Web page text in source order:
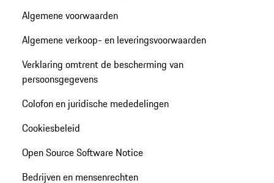
Algemene voorwaarden
Algemene verkoop- en leveringsvoorwaarden
Verklaring omtrent de bescherming van
persoonsgegevens
Colofon en juridische mededelingen
Cookiesbeleid
Open Source Software Notice
Bedrijven en mensenrechten